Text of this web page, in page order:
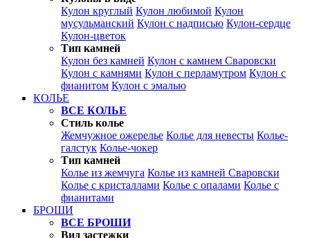
Кулон круглый Кулон любимой Кулон
мусульманский Кулон с надписью Кулон-сердце
Кулон-цветок
Тип камней
Кулон без камней Кулон с камнем Сваровски
Кулон с камнями Кулон с перламутром Кулон с
фианитом Кулон с эмалью
КОЛЬЕ
ВСЕ КОЛЬЕ
Стиль колье
Жемчужное ожерелье Колье для невесты Колье-
галстук Колье-чокер
Тип камней
Колье из жемчуга Колье из камней Сваровски
Колье с кристаллами Колье с опалами Колье с
фианитами
БРОШИ
ВСЕ БРОШИ
Вид застежки